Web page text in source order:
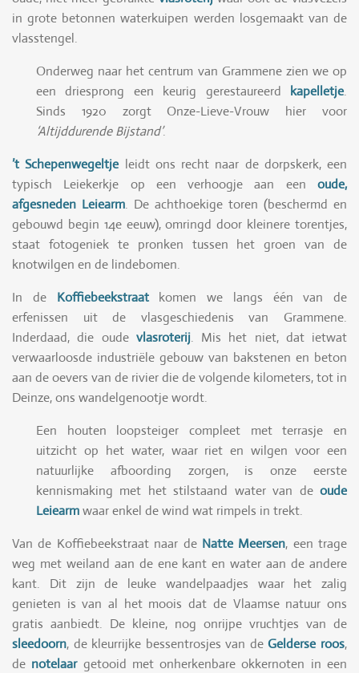
in grote betonnen waterkuipen werden losgemaakt van de
vlasstengel.
Onderweg naar het centrum van Grammene zien we op
een driesprong een keurig gerestaureerd kapelletje.
Sinds 1920 zorgt Onze-Lieve-Vrouw hier voor
‘Altijddurende Bijstand’.
’t Schepenwegeltje leidt ons recht naar de dorpskerk, een
typisch Leiekerkje op een verhoogje aan een oude,
afgesneden Leiearm. De achthoekige toren (beschermd en
gebouwd begin 14e eeuw), omringd door kleinere torentjes,
staat fotogeniek te pronken tussen het groen van de
knotwilgen en de lindebomen.
In de Koffiebeekstraat
komen we langs één van de
erfenissen uit de vlasgeschiedenis van Grammene.
Inderdaad, die oude vlasroterij. Mis het niet, dat ietwat
verwaarloosde industriële gebouw van bakstenen en beton
aan de oevers van de rivier die de volgende kilometers, tot in
Deinze, ons wandelgenootje wordt.
Een houten loopsteiger compleet met terrasje en
uitzicht op het water, waar riet en wilgen voor een
natuurlijke afboording zorgen, is onze eerste
kennismaking met het stilstaand water van de oude
Leiearmwaar enkel de wind wat rimpels in trekt.
Van de Koffiebeekstraat naar de Natte Meersen, een trage
weg met weiland aan de ene kant en water aan de andere
kant. Dit zijn de leuke wandelpaadjes waar het zalig
genieten is van al het moois dat de Vlaamse natuur ons
gratis aanbiedt. De kleine, nog onrijpe vruchtjes van de
sleedoorn, de kleurrijke bessentrosjes van deGelderse roos,
de notelaar getooid met onherkenbare okkernoten in een